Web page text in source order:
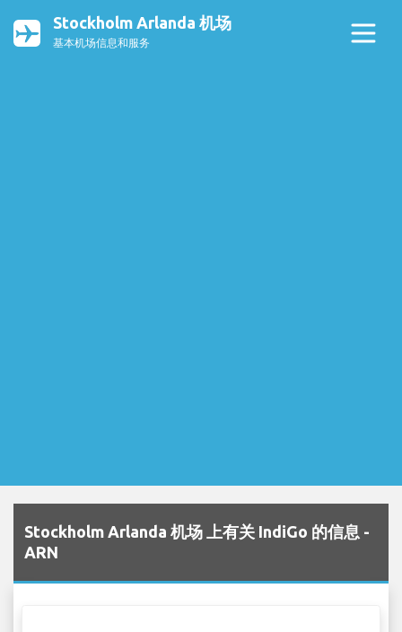
Stockholm Arlanda 机场
基本机场信息和服务
Stockholm Arlanda 机场 上有关 IndiGo 的信息 -
ARN